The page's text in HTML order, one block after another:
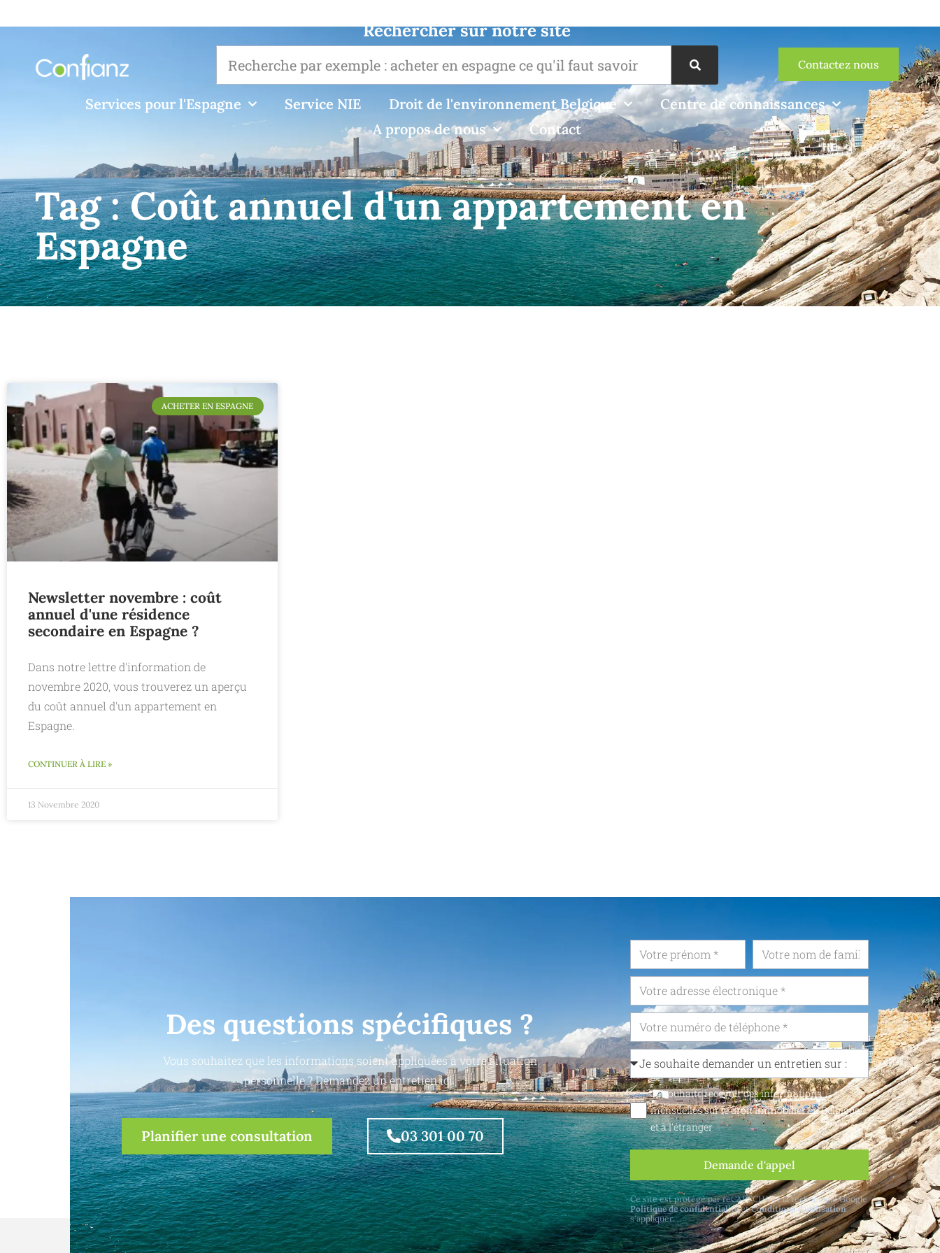
Rechercher sur notre site
Contactez nous
Services pour l'Espagne Service NIE Droit de l'environnement Belgique
Centre de connaissances
A propos de nous
Contact
Tag :Coût annuel d'un appartement en
Espagne
ACHETER EN ESPAGNE
Newsletter novembre : coût
annuel d'une résidence
secondaire en Espagne ?
Dans notre lettre d'information de
novembre 2020, vous trouverez un aperçu
du coût annuel d'un appartement en
Espagne.
CONTINUER À LIRE »
13 Novembre 2020
Des questions spécifiques ?
Vous souhaitez que les informations soient appliquées à votre situation
personnelle ? Demandez un entretien ici.
Planifier une consultation 03 301 00 70
Je souhaite recevoir des informations
mensuelles sur le droit immobilier en Belgique
et à l'étranger.
Demande d'appel
Ce site est protégé par reCAPTCHA et la technologie Google
Politique de confidentialitéetConditions d'utilisation
s'appliquer.